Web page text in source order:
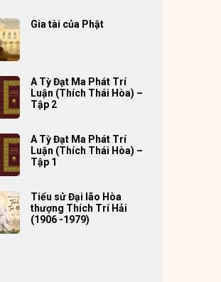
Gia tài của Phật
A Tỳ Đạt Ma Phát Trí
Luận (Thích Thái Hòa) –
Tập 2
A Tỳ Đạt Ma Phát Trí
Luận (Thích Thái Hòa) –
Tập 1
Tiểu sử Đại lão Hòa
thượng Thích Trí Hải
(1906 -1979)